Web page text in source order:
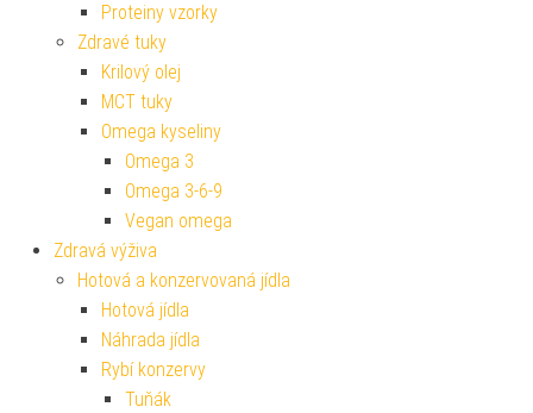
Proteiny vzorky
Zdravé tuky
Krilový olej
MCT tuky
Omega kyseliny
Omega 3
Omega 3-6-9
Vegan omega
Zdravá výživa
Hotová a konzervovaná jídla
Hotová jídla
Náhrada jídla
Rybí konzervy
Tuňák